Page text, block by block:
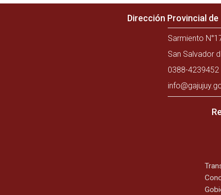
Dirección Provincial
Sarmiento
San Salvador
0388-